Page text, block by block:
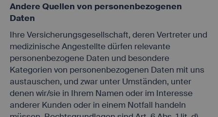
Andere Quellen von personenbezogenen
Daten
Ihre Versicherungsgesellschaft, deren Vertreter und
medizinische Angestellte dürfen relevante
personenbezogene Daten und besondere
Kategorien von personenbezogenen Daten mit uns
austauschen, und zwar unter Umständen, unter
denen wir/sie in Ihrem Namen oder im Interesse
anderer Kunden oder in einem Notfall handeln